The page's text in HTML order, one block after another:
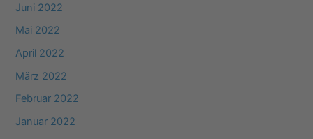
Juni 2022
Mai 2022
April 2022
März 2022
Februar 2022
Januar 2022